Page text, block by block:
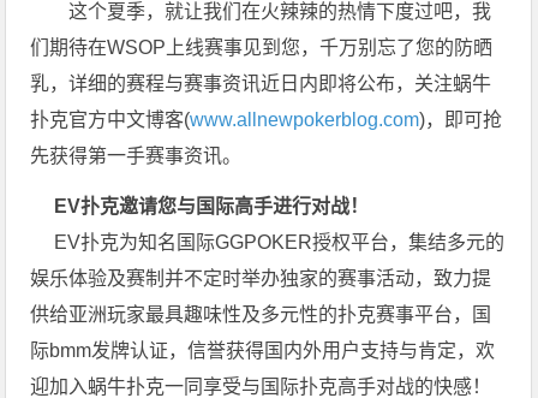
这个夏季，就让我们在火辣辣的热情下度过吧，我
们期待在WSOP上线赛事见到您，千万别忘了您的防晒
乳，详细的赛程与赛事资讯近日内即将公布，关注蜗牛
扑克官方中文博客(www.allnewpokerblog.com)，即可抢
先获得第一手赛事资讯。
EV扑克邀请您与国际高手进行对战！
EV扑克为知名国际GGPOKER授权平台，集结多元的
娱乐体验及赛制并不定时举办独家的赛事活动，致力提
供给亚洲玩家最具趣味性及多元性的扑克赛事平台，国
际bmm发牌认证，信誉获得国内外用户支持与肯定，欢
迎加入蜗牛扑克一同享受与国际扑克高手对战的快感！